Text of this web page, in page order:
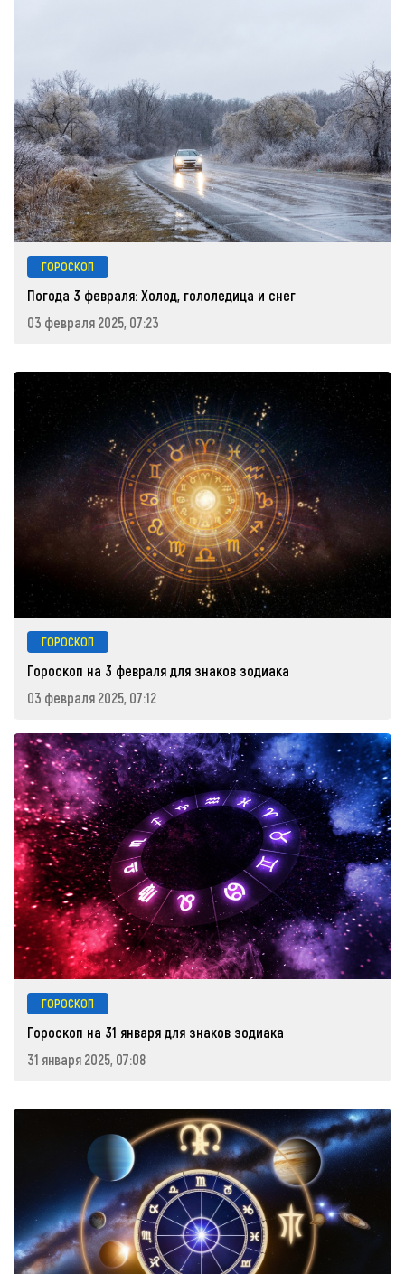
ГОРОСКОП
Погода 3 февраля: Холод, гололедица и снег
03 февраля 2025, 07:23
ГОРОСКОП
Гороскоп на 3 февраля для знаков зодиака
03 февраля 2025, 07:12
ГОРОСКОП
Гороскоп на 31 января для знаков зодиака
31 января 2025, 07:08